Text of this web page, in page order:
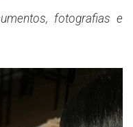
fotografias e